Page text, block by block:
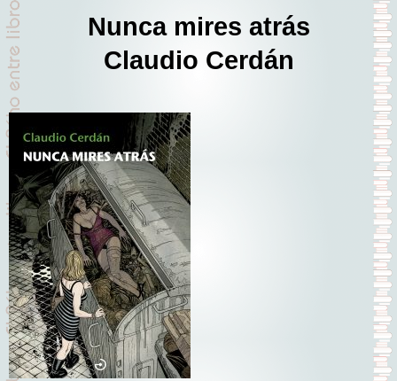
Nunca mires atrás
Claudio Cerdán